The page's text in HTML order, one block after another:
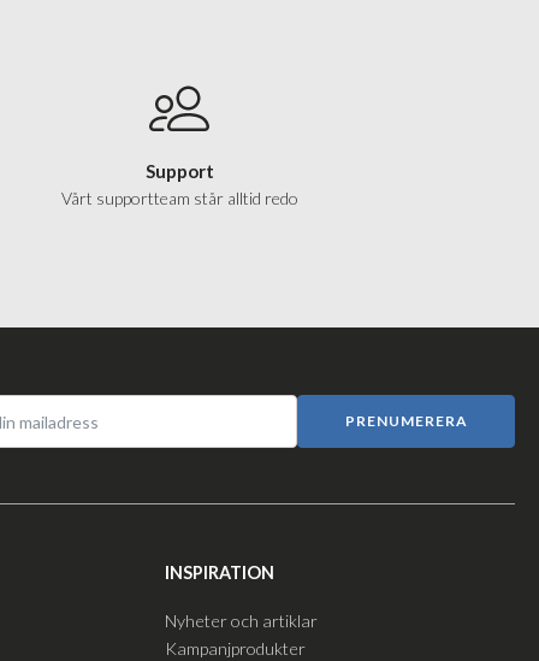
Support
Vårt supportteam står alltid redo
PRENUMERERA
INSPIRATION
Nyheter och artiklar
Kampanjprodukter